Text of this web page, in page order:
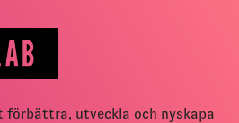
förbättra, utveckla och nyskapa